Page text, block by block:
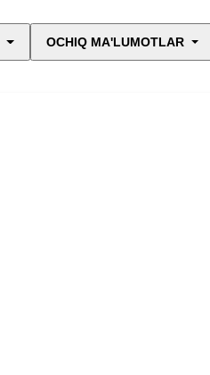
OCHIQ MA'LUMOTLAR